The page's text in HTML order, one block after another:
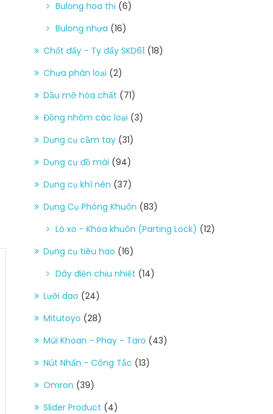
Bulong hoa thị (6)
Bulong nhựa (16)
Chốt đẩy - Ty đẩy SKD61 (18)
Chưa phân loại (2)
Dầu mỡ hóa chất (71)
Đồng nhôm các loại (3)
Dụng cụ cầm tay (31)
Dụng cụ đồ mài (94)
Dụng cụ khí nén (37)
Dụng Cụ Phòng Khuôn (83)
Lò xo - Khóa khuôn (Parting Lock) (12)
Dụng cụ tiêu hao (16)
Dây điện chịu nhiệt (14)
Lưỡi dao (24)
Mitutoyo (28)
Mũi Khoan - Phay - Taro (43)
Nút Nhấn - Công Tắc (13)
Omron (39)
Slider Product (4)